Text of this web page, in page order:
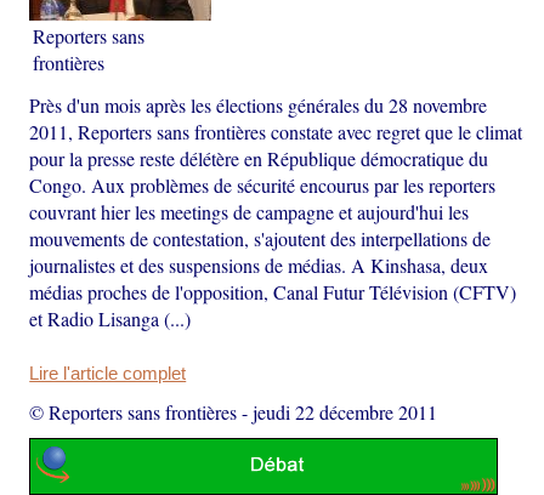
Reporters sans
frontières
Près d'un mois après les élections générales du 28 novembre
2011, Reporters sans frontières constate avec regret que le climat
pour la presse reste délétère en République démocratique du
Congo. Aux problèmes de sécurité encourus par les reporters
couvrant hier les meetings de campagne et aujourd'hui les
mouvements de contestation, s'ajoutent des interpellations de
journalistes et des suspensions de médias. A Kinshasa, deux
médias proches de l'opposition, Canal Futur Télévision (CFTV)
et Radio Lisanga (...)
Lire l'article complet
© Reporters sans frontières-jeudi 22 décembre 2011